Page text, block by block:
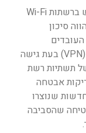
במהלך המעבר, ייתכן שיהיה צורך להשתמש ברשתות Wi-Fi
סיכון
להשתמש בחיבורי רשת פרטיים ומוצפנים (VPN) בעת גישה
תשתיות רשת
אבטחה
שנוצרו
שהסביבה